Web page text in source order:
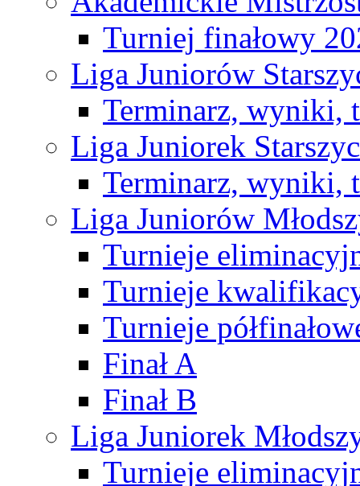
Turniej finałowy
Liga Juniorów
Terminarz, wyniki,
Liga Juniorek
Terminarz, wyniki,
Liga Juniorów
Turnieje
Turnieje
Turnieje
Finał A
Finał B
Liga Juniorek
Turnieje